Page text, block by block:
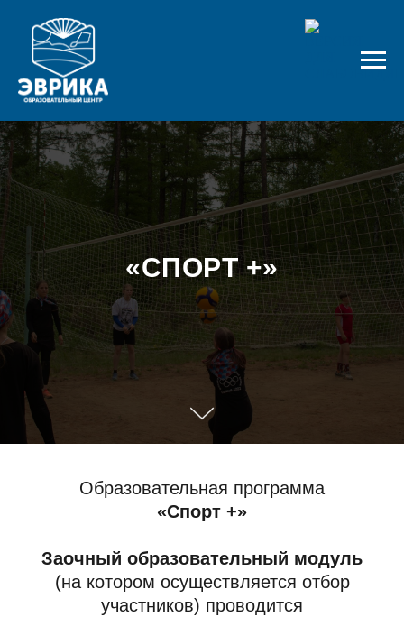
«СПОРТ +»
Образовательная программа
«Спорт +»
Заочный образовательный модуль
(на котором осуществляется отбор
участников) проводится